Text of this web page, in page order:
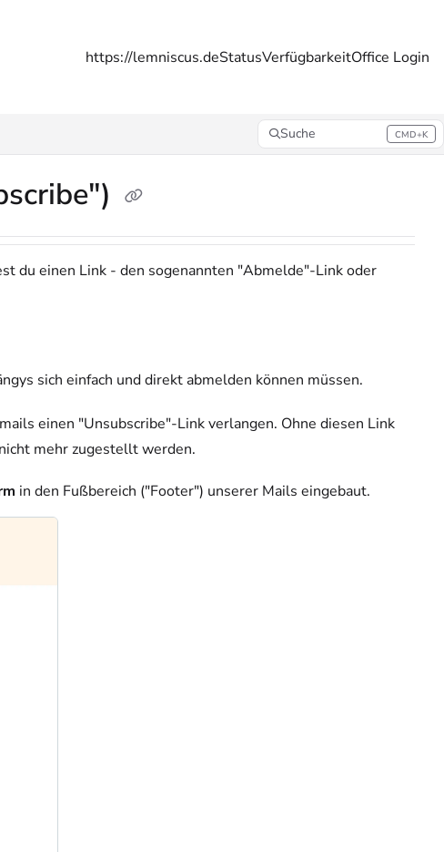
https://lemniscus.deStatusVerfügbarkeitOffice Login
Suche CMD+K
Press CMD+K to open search
du einen Link - den sogenannten "Abmelde"-Link oder
sich einfach und direkt abmelden können müssen.
einen "Unsubscribe"-Link verlangen. Ohne diesen Link
mehr zugestellt werden.
in den Fußbereich ("Footer") unserer Mails eingebaut.